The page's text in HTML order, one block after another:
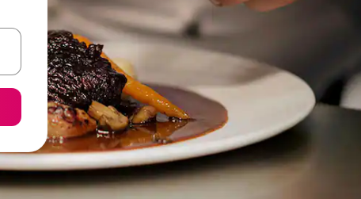
usando las teclas de las flechas hacia arriba y hacia abajo, o